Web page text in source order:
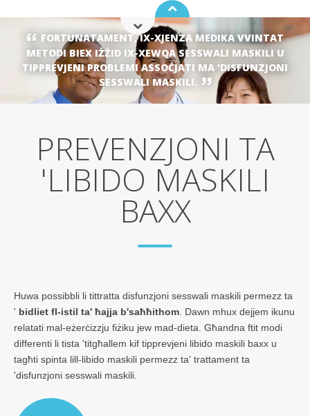
FORTUNATAMENT, IX-XJENZA MEDIKA VVINTAT
METODI BIEX IŻŻID IX-XEWQA SESSWALI MASKILI U
TIPPREVJENI PROBLEMI ASSOĊJATI MA 'DISFUNZJONI
SESSWALI MASKILI.
PREVENZJONI TA
'LIBIDO MASKILI
BAXX
Huwa possibbli li tittratta disfunzjoni sesswali maskili permezz ta
' bidliet fl-istil ta' ħajja b'saħħithom . Dawn mhux dejjem ikunu
relatati mal-eżerċizzju fiżiku jew mad-dieta. Għandna ftit modi
differenti li tista 'titgħallem kif tipprevjeni libido maskili baxx u
tagħti spinta lill-libido maskili permezz ta' trattament ta
'disfunzjoni sesswali maskili.